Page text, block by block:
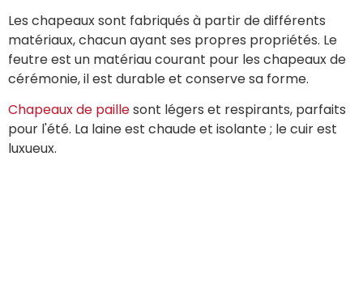
Les chapeaux sont fabriqués à partir de différents
matériaux, chacun ayant ses propres propriétés. Le
feutre est un matériau courant pour les chapeaux de
cérémonie, il est durable et conserve sa forme.
Chapeaux de paillesont légers et respirants, parfaits
pour l'été. La laine est chaude et isolante ; le cuir est
luxueux.